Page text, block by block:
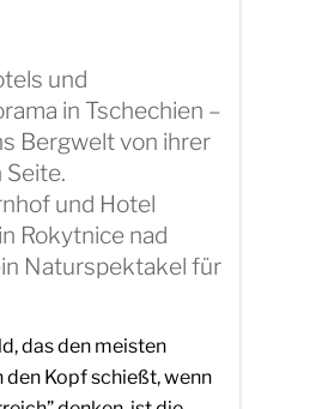
und
in Tschechien –
Bergwelt von ihrer
und Hotel
Rokytnice nad
Naturspektakel für
das den meisten
den Kopf schießt, wenn